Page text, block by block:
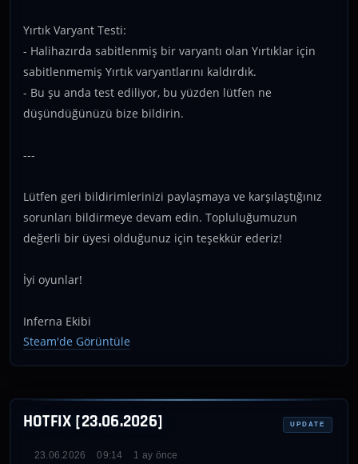
Yırtık Varyant Testi:
- Halihazırda sabitlenmiş bir varyantı olan Yırtıklar için
sabitlenmemiş Yırtık varyantlarını kaldırdık.
- Bu şu anda test ediliyor, bu yüzden lütfen ne
düşündüğünüzü bize bildirin.
---
Lütfen geri bildirimlerinizi paylaşmaya ve karşılaştığınız
sorunları bildirmeye devam edin. Topluluğumuzun
değerli bir üyesi olduğunuz için teşekkür ederiz!
İyi oyunlar!
Inferna Ekibi
Steam'de Görüntüle
HOTFIX [23.06.2026] UPDATE
23.06.2026 09:14 1 ay önce